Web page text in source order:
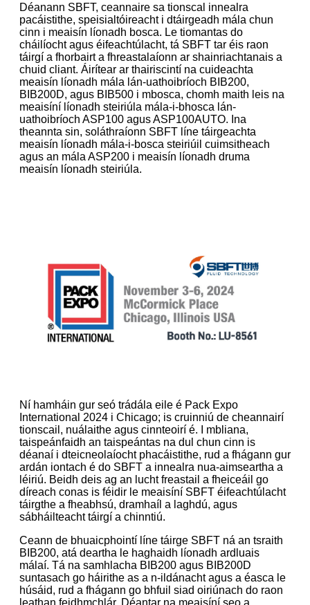
Déanann SBFT, ceannaire sa tionscal innealra
pacáistithe, speisialtóireacht i dtáirgeadh mála chun
cinn i meaisín líonadh bosca. Le tiomantas do
cháilíocht agus éifeachtúlacht, tá SBFT tar éis raon
táirgí a fhorbairt a fhreastalaíonn ar shainriachtanais a
chuid cliant. Áirítear ar thairiscintí na cuideachta
meaisín líonadh mála lán-uathoibríoch BIB200,
BIB200D, agus BIB500 i mbosca, chomh maith leis na
meaisíní líonadh steiriúla mála-i-bhosca lán-
uathoibríoch ASP100 agus ASP100AUTO. Ina
theannta sin, soláthraíonn SBFT líne táirgeachta
meaisín líonadh mála-i-bosca steiriúil cuimsitheach
agus an mála ASP200 i meaisín líonadh druma
meaisín líonadh steiriúla.
Ní hamháin gur seó trádála eile é Pack Expo
International 2024 i Chicago; is cruinniú de cheannairí
tionscail, nuálaithe agus cinnteoirí é. I mbliana,
taispeánfaidh an taispeántas na dul chun cinn is
déanaí i dteicneolaíocht phacáistithe, rud a fhágann gur
ardán iontach é do SBFT a innealra nua-aimseartha a
léiriú. Beidh deis ag an lucht freastail a fheiceáil go
díreach conas is féidir le meaisíní SBFT éifeachtúlacht
táirgthe a fheabhsú, dramhaíl a laghdú, agus
sábháilteacht táirgí a chinntiú.
Ceann de bhuaicphointí líne táirge SBFT ná an tsraith
BIB200, atá deartha le haghaidh líonadh ardluais
málaí. Tá na samhlacha BIB200 agus BIB200D
suntasach go háirithe as a n-ildánacht agus a éasca le
húsáid, rud a fhágann go bhfuil siad oiriúnach do raon
leathan feidhmchlár. Déantar na meaisíní seo a